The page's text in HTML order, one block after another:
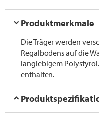
Produktmerkmale
Die Träger werden
Regalbodens auf die
langlebigem
enthalten.